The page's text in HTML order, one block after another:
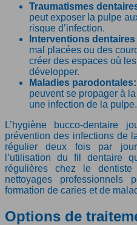
Traumatismes
peut exposer la pulpe
risque d’infection.
Interventions
mal placées ou des
créer des espaces où
développer.
Maladies parodontales:
peuvent se propager à
une infection de la pulpe.
L’hygiène bucco-
prévention des infections de
régulier deux fois par
l’utilisation du fil dentaire
régulières chez le
nettoyages
formation de caries et de
Options de